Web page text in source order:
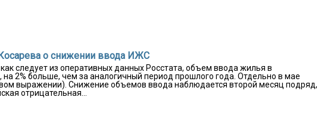
о снижении ввода ИЖС
следует из оперативных данных Росстата, объем ввода жилья в
2% больше, чем за аналогичный период прошлого года. Отдельно в мае
выражении). Снижение объемов ввода наблюдается второй месяц подряд,
отрицательная...